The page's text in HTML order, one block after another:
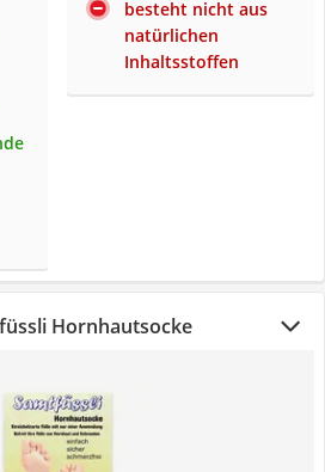
besteht nicht aus
natürlichen
Inhaltsstoffen
Hornhautsocke